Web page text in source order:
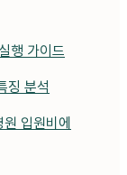
행 가이드
징 분석
입원비에